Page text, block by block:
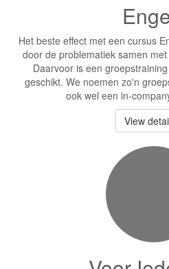
Het beste effect met een cursus
door de problematiek samen
Daarvoor is een
geschikt. We noemen zo'n
ook wel een in-
View